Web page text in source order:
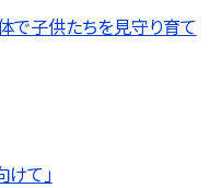
で子供たちを見守り育て
て」